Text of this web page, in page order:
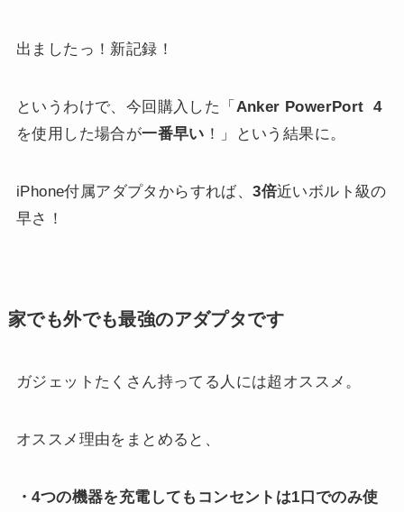
出ましたっ！新記録！
というわけで、今回購入した「 Anker PowerPort 4
を使用した場合が一番早い ！」という結果に。
iPhone付属アダプタからすれば、3倍近いボルト級の
早さ！
家でも外でも最強のアダプタです
ガジェットたくさん持ってる人には超オススメ。
オススメ理由をまとめると、
・4つの機器を充電してもコンセントは1口でのみ使